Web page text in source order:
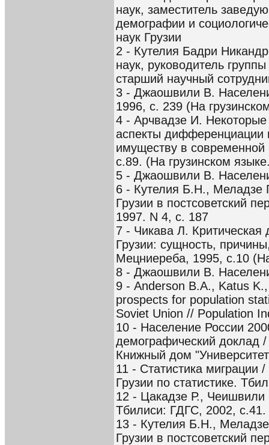
наук, заместитель
демографии и
наук Грузии
2 - Кутелия Бадри
наук, руководитель
старший научный
3 - Джаошвили В.
1996, с. 239 (На
4 - Арчвадзе И. Некоторые
аспекты дифференциации
имуществу в
с.89. (На грузинском
5 - Джаошвили В.
6 - Кутелия Б.Н., Меладзе
Грузии в постсоветский
1997. N 4, с. 187
7 - Чикава Л. Критическая
Грузии: сущность,
Мецниереба, 1995, с.10
8 - Джаошвили В.
9 - Anderson B.A., Katus
prospects for population
Soviet Union // Population
10 - Население России
демографический
Книжный дом
11 - Статистика миграции
Грузии по статистике.
12 - Цакадзе Р., Чеишвили
Тбилиси: ГДГС, 2002, с.41.
13 - Кутелия Б.Н.,
Грузии в постсоветский